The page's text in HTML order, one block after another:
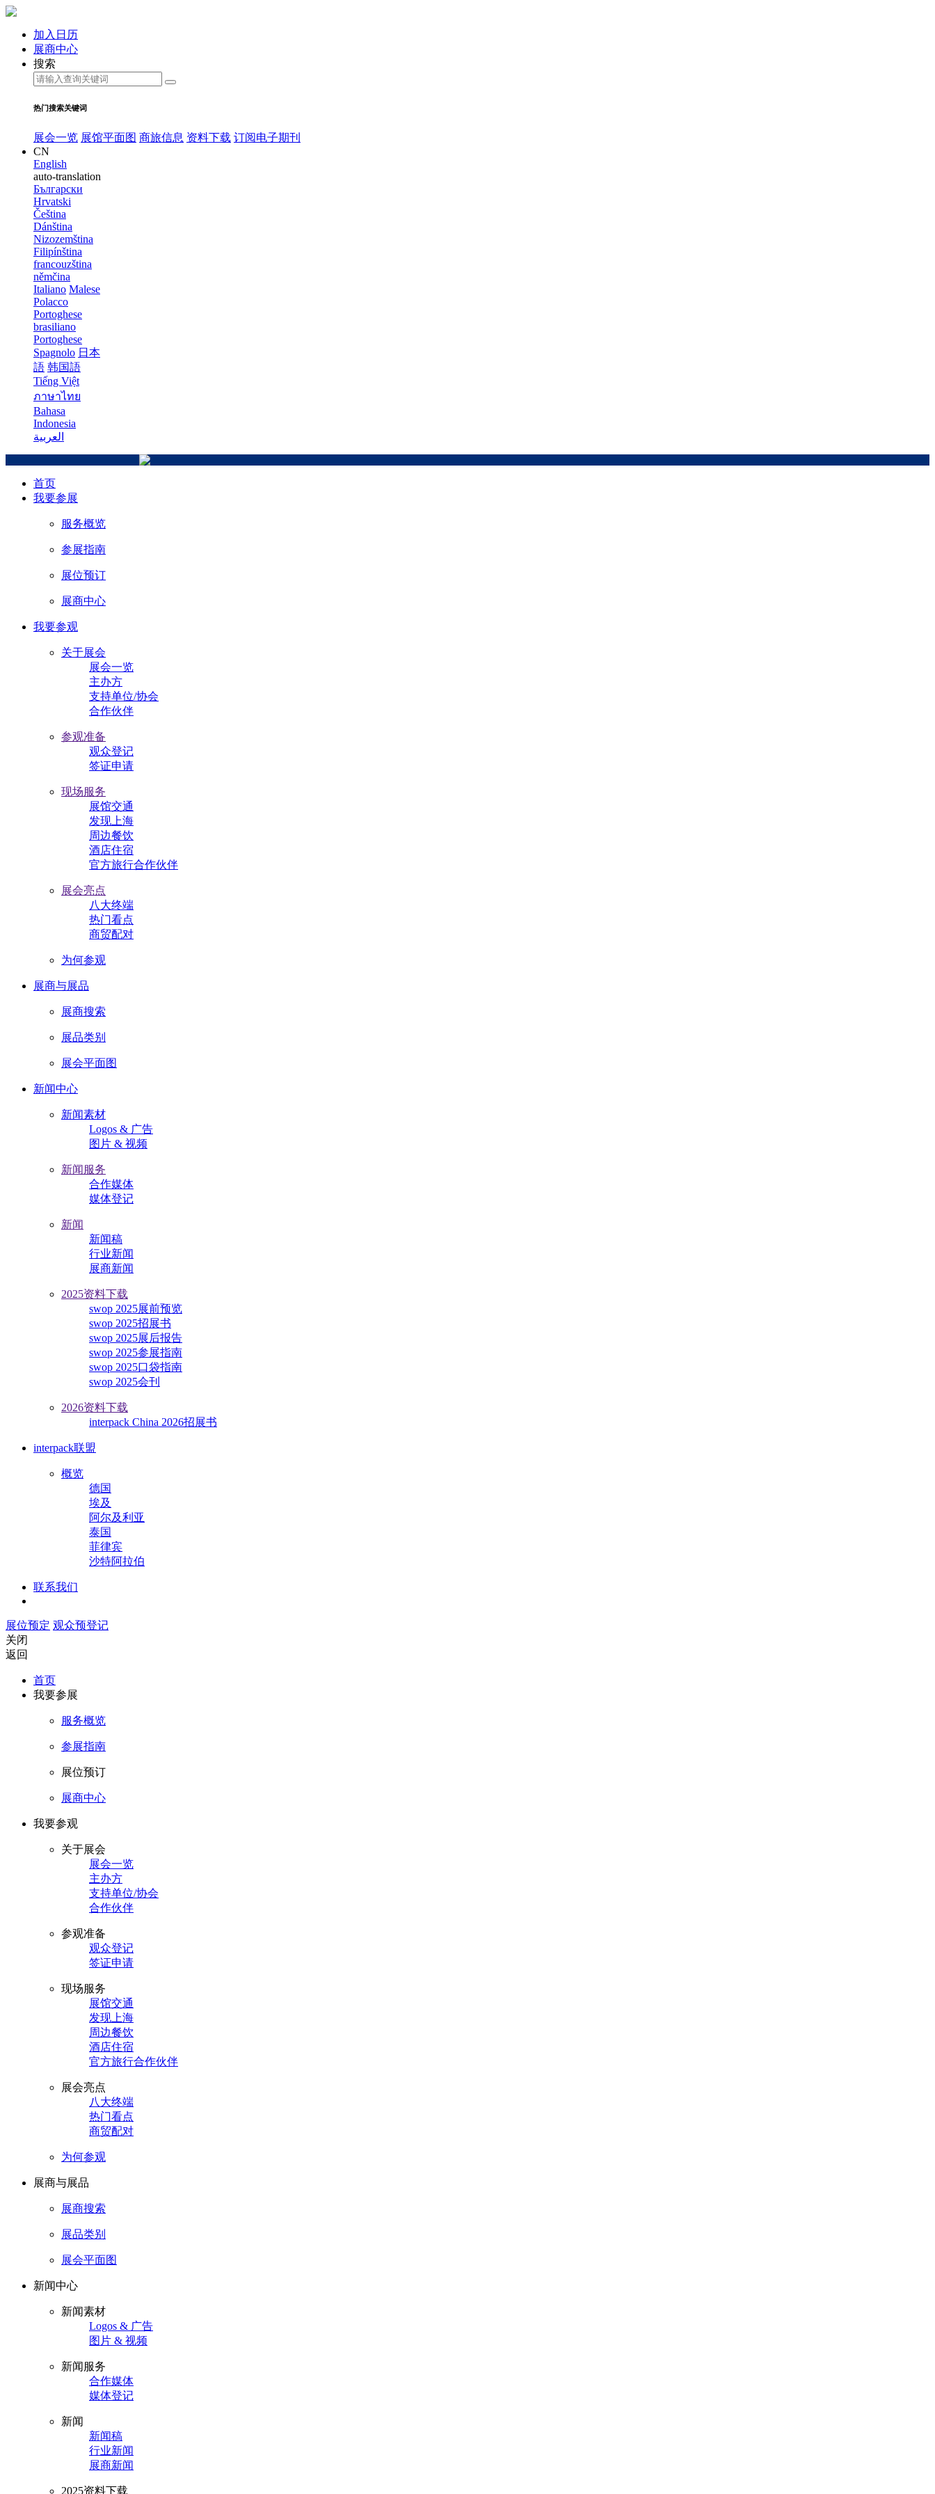
加入日历
展商中心
搜索
热门搜索关键词
展会一览 展馆平面图 商旅信息 资料下载 订阅电子期刊
CN
English
auto-translation
Български
Hrvatski
Čeština
Dánština
Nizozemština
Filipínština
francouzština
němčina
Italiano Malese
Polacco
Portoghese
brasiliano
Portoghese
Spagnolo 日本
語 韩国語
Tiếng Việt
ภาษาไทย
Bahasa
Indonesia
العربية
首页
我要参展
服务概览
参展指南
展位预订
展商中心
我要参观
关于展会
展会一览
主办方
支持单位/协会
合作伙伴
参观准备
观众登记
签证申请
现场服务
展馆交通
发现上海
周边餐饮
酒店住宿
官方旅行合作伙伴
展会亮点
八大终端
热门看点
商贸配对
为何参观
展商与展品
展商搜索
展品类别
展会平面图
新闻中心
新闻素材
Logos & 广告
图片 & 视频
新闻服务
合作媒体
媒体登记
新闻
新闻稿
行业新闻
展商新闻
2025资料下载
swop 2025展前预览
swop 2025招展书
swop 2025展后报告
swop 2025参展指南
swop 2025口袋指南
swop 2025会刊
2026资料下载
interpack China 2026招展书
interpack联盟
概览
德国
埃及
阿尔及利亚
泰国
菲律宾
沙特阿拉伯
联系我们
展位预定 观众预登记
关闭
返回
首页
我要参展
服务概览
参展指南
展位预订
展商中心
我要参观
关于展会
展会一览
主办方
支持单位/协会
合作伙伴
参观准备
观众登记
签证申请
现场服务
展馆交通
发现上海
周边餐饮
酒店住宿
官方旅行合作伙伴
展会亮点
八大终端
热门看点
商贸配对
为何参观
展商与展品
展商搜索
展品类别
展会平面图
新闻中心
新闻素材
Logos & 广告
图片 & 视频
新闻服务
合作媒体
媒体登记
新闻
新闻稿
行业新闻
展商新闻
2025资料下载